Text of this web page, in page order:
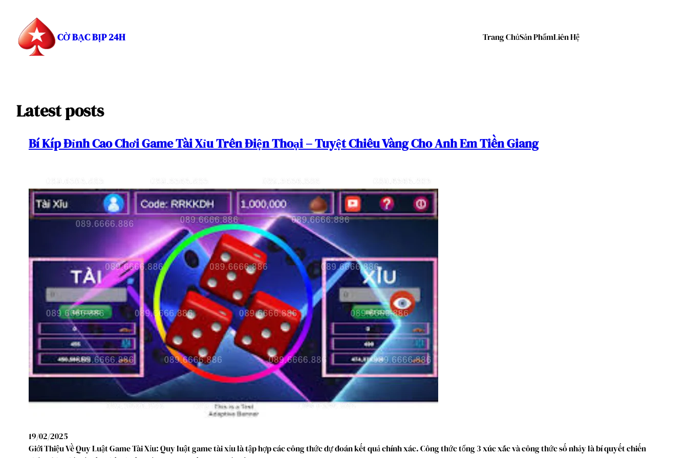
phần
CỜ BẠC BỊP 24H Trang ChủSản PhẩmLiên Hệ
Latest posts
Bí Kíp Đỉnh Cao Chơi Game Tài Xỉu Trên Điện Thoại – Tuyệt Chiêu Vàng Cho Anh Em Tiền Giang
19/02/2025
Giới Thiệu Về Quy Luật Game Tài Xỉu: Quy luật game tài xỉu là tập hợp các công thức dự đoán kết quả chính xác. Công thức tổng 3 xúc xắc và công thức số nhảy là bí quyết chiến